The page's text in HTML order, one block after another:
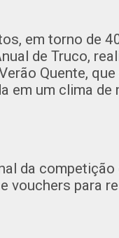
em torno de
de Truco,
Quente,
em um clima
da
vouchers para